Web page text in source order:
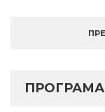
ПРОГРАМА